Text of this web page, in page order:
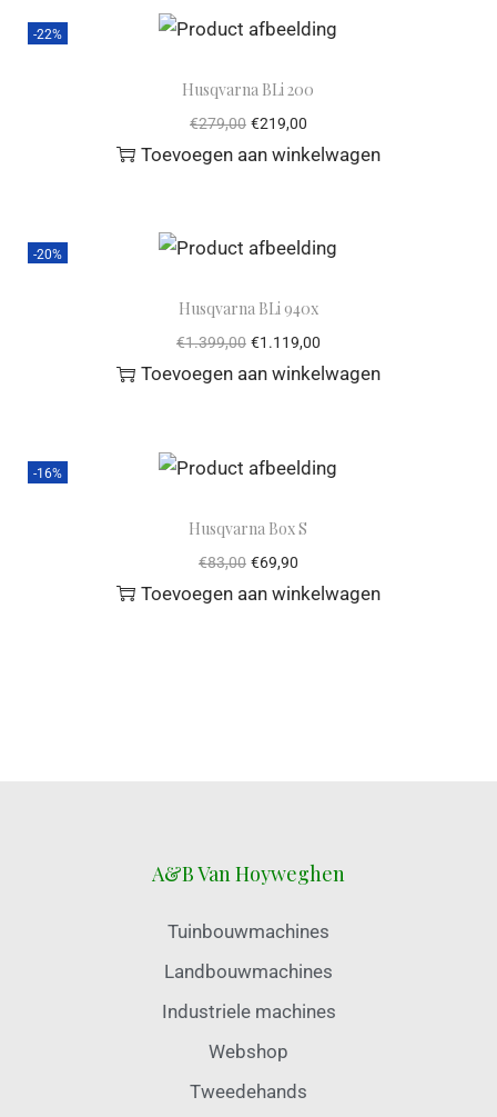
-22%
Husqvarna BLi 200
€279,00 €219,00
Toevoegen aan winkelwagen
-20%
Husqvarna BLi 940x
€1.399,00 €1.119,00
Toevoegen aan winkelwagen
-16%
Husqvarna Box S
€83,00 €69,90
Toevoegen aan winkelwagen
A&B Van Hoyweghen
Tuinbouwmachines
Landbouwmachines
Industriele machines
Webshop
Tweedehands